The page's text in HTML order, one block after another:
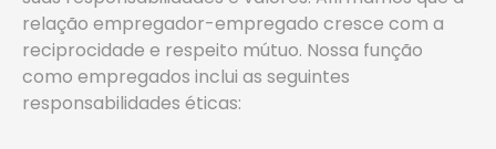
relação empregador-empregado cresce com a
reciprocidade e respeito mútuo. Nossa função
como empregados inclui as seguintes
responsabilidades éticas: